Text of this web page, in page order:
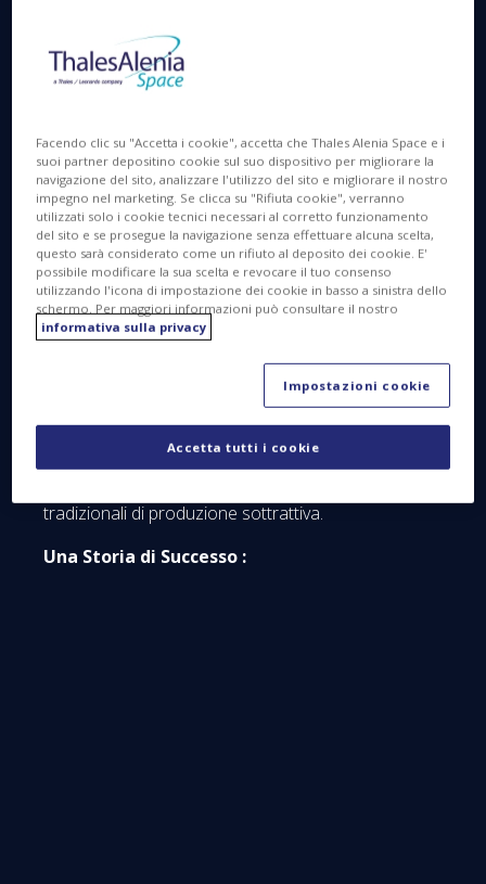
Questa tecnologia permette la produzione di
oggetti tridimensionali basandosi su un modello
digitale. Questi pezzi vengono realizzati mediante la
fusione di filamenti o di polveri (di plastica o
metallo), che vengono sovrapposti in strati sottili.
L'operazione viene effettuata con una macchina
controllata da computer, a partire da un modello
tradizionali di produzione sottrattiva.
Una Storia di Successo :
Facendo clic su "Accetta i cookie", accetta che Thales Alenia Space e i
suoi partner depositino cookie sul suo dispositivo per migliorare la
navigazione del sito, analizzare l'utilizzo del sito e migliorare il nostro
impegno nel marketing. Se clicca su "Rifiuta cookie", verranno
utilizzati solo i cookie tecnici necessari al corretto funzionamento
del sito e se prosegue la navigazione senza effettuare alcuna scelta,
questo sarà considerato come un rifiuto al deposito dei cookie. E'
possibile modificare la sua scelta e revocare il tuo consenso
utilizzando l'icona di impostazione dei cookie in basso a sinistra dello
schermo. Per maggiori informazioni può consultare il nostro
informativa sulla privacy
Impostazioni cookie
Accetta tutti i cookie